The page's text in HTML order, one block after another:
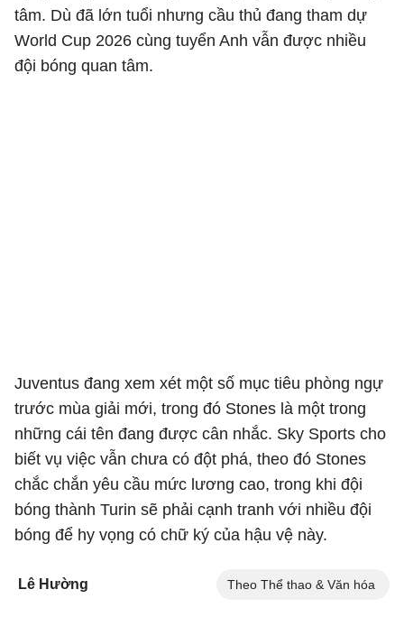
tâm. Dù đã lớn tuổi nhưng cầu thủ đang tham dự
World Cup 2026 cùng tuyển Anh vẫn được nhiều
đội bóng quan tâm.
Juventus đang xem xét một số mục tiêu phòng ngự
trước mùa giải mới, trong đó Stones là một trong
những cái tên đang được cân nhắc. Sky Sports cho
biết vụ việc vẫn chưa có đột phá, theo đó Stones
chắc chắn yêu cầu mức lương cao, trong khi đội
bóng thành Turin sẽ phải cạnh tranh với nhiều đội
bóng để hy vọng có chữ ký của hậu vệ này.
Lê Hường Theo Thể thao & Văn hóa